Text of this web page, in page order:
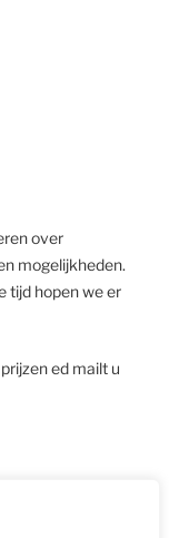
over
mogelijkheden.
tijd hopen we er
ed mailt u